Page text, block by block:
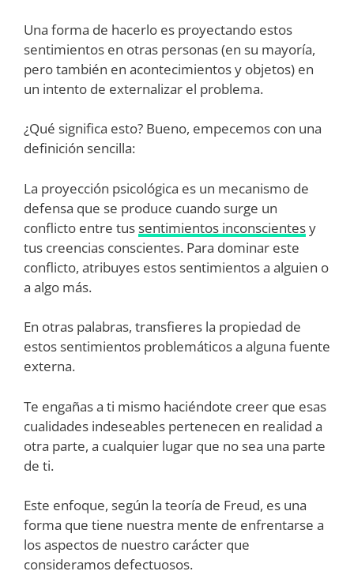
Una forma de hacerlo es proyectando estos
sentimientos en otras personas (en su mayoría,
pero también en acontecimientos y objetos) en
un intento de externalizar el problema.
¿Qué significa esto? Bueno, empecemos con una
definición sencilla:
La proyección psicológica es un mecanismo de
defensa que se produce cuando surge un
conflicto entre tus sentimientos inconscientesy
tus creencias conscientes. Para dominar este
conflicto, atribuyes estos sentimientos a alguien o
a algo más.
En otras palabras, transfieres la propiedad de
estos sentimientos problemáticos a alguna fuente
externa.
Te engañas a ti mismo haciéndote creer que esas
cualidades indeseables pertenecen en realidad a
otra parte, a cualquier lugar que no sea una parte
de ti.
Este enfoque, según la teoría de Freud, es una
forma que tiene nuestra mente de enfrentarse a
los aspectos de nuestro carácter que
consideramos defectuosos.